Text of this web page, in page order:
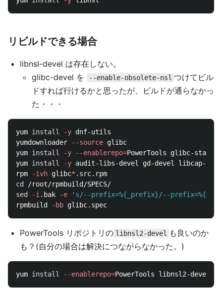
リビルドできる場合
libnsl-devel は存在しない。
glibc-devel を
--enable-obsolete-nsl つけてビル
ドすれば行けるかと思ったが、ビルドが通らなかっ
た・・・
yum install -y dnf-utils
yumdownloader
--source glibc
yum install -y --enablerepo=PowerTools glibc-
yum install -y audit-libs-devel gd-devel libcap-
rpm
-ivh glibc*
cd
sed
-i .bak -e
's/--prefix=%{_prefix}/--
rpmbuild
-bb
PowerTools リポジトリの libnsl2-devel
も良いのか
も？(自分の場合は解決につながらなかった。)
yum install --enablerepo=